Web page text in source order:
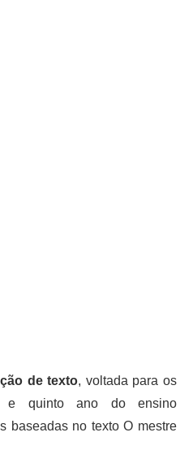
de texto, voltada para os
e quinto ano do ensino
baseadas no texto O mestre